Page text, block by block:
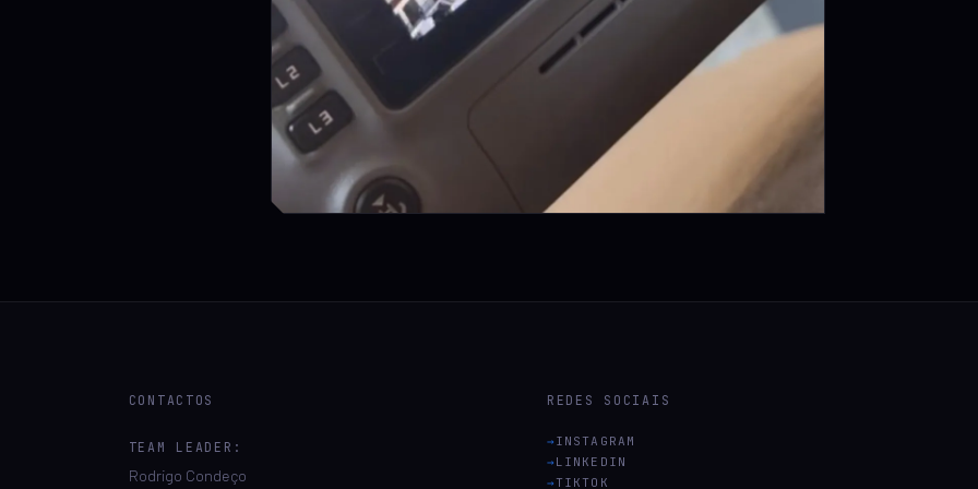
CONTACTOS
TEAM LEADER:
Rodrigo Condeço
REDES SOCIAIS
INSTAGRAM
LINKEDIN
TIKTOK